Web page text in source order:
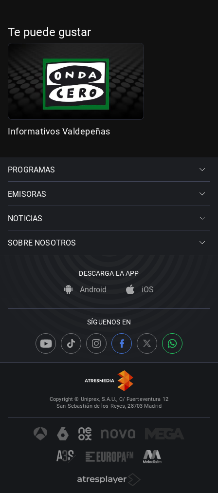
Te puede gustar
Informativos Valdepeñas
PROGRAMAS
EMISORAS
NOTICIAS
SOBRE NOSOTROS
DESCARGA LA APP
Android iOS
SÍGUENOS EN
Copyright © Uniprex, S.A.U., C/ Fuerteventura 12
San Sebastián de los Reyes, 28703 Madrid